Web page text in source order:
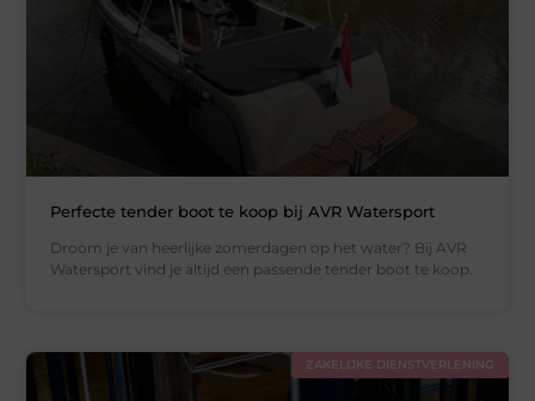
Perfecte tender boot te koop bij AVR Watersport
Droom je van heerlijke zomerdagen op het water? Bij AVR
Watersport vind je altijd een passende tender boot te koop.
ZAKELIJKE DIENSTVERLENING